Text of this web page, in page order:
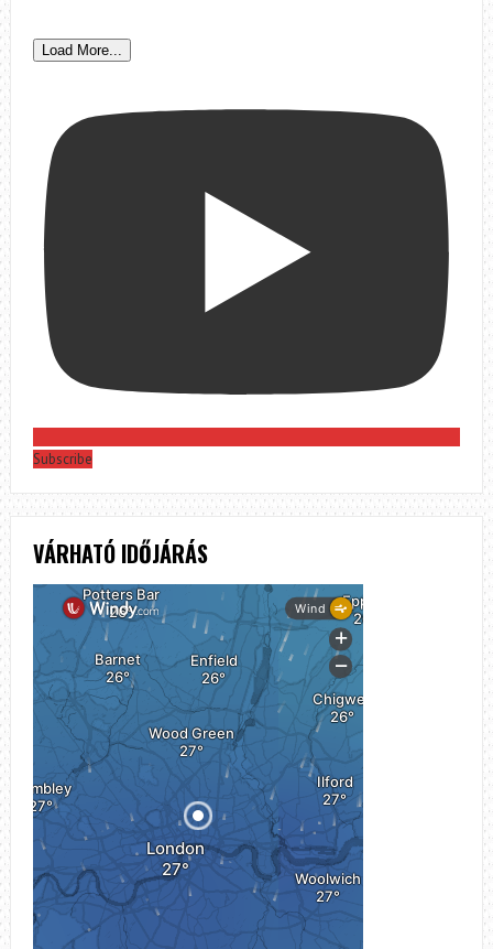
Load More...
Subscribe
VÁRHATÓ IDŐJÁRÁS